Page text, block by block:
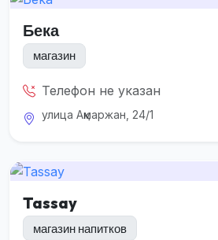
Бека
магазин
Телефон не указан
улица Ақмаржан, 24/1
Tassay
магазин напитков